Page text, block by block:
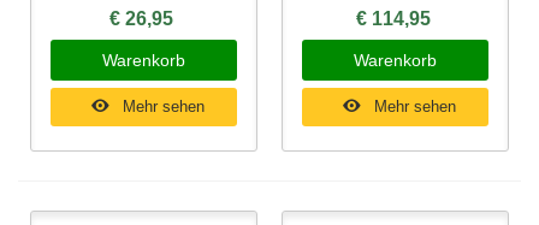
€ 26,95
Warenkorb
Mehr sehen
€ 114,95
Warenkorb
Mehr sehen